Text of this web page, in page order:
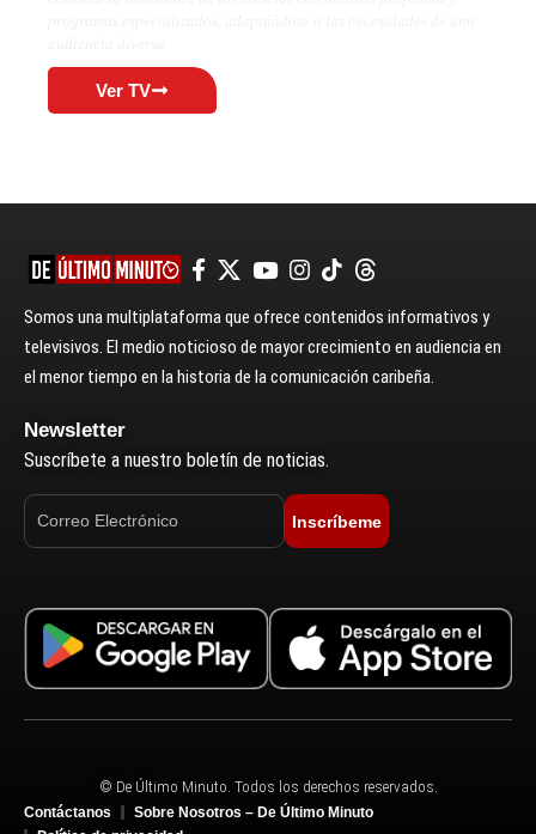
Ver TV
Somos una multiplataforma que ofrece contenidos informativos y
televisivos. El medio noticioso de mayor crecimiento en audiencia en
el menor tiempo en la historia de la comunicación caribeña.
Newsletter
Suscríbete a nuestro boletín de noticias.
Inscríbeme
© De Último Minuto. Todos los derechos reservados.
Contáctanos
Sobre Nosotros – De Último Minuto